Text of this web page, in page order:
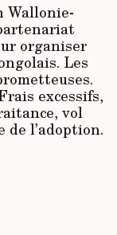
Wallonie-
organiser
Les
excessifs,
vol
de l’adoption.